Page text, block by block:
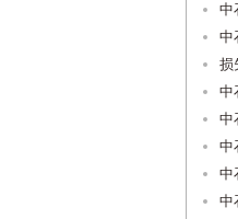
中
中
损
中
中
中
中
中